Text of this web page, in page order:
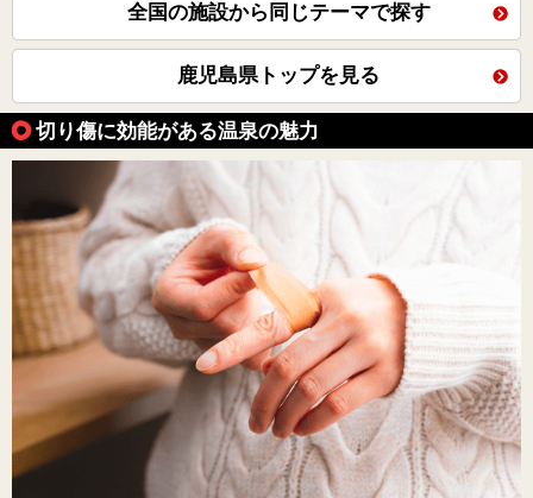
全国の施設から同じテーマで探す
鹿児島県トップを見る
切り傷に効能がある温泉の魅力